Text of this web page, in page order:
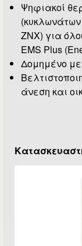
Ψηφιακοί
ΖΝΧ) για
EMS Plus
Δομημένο
άνεση και